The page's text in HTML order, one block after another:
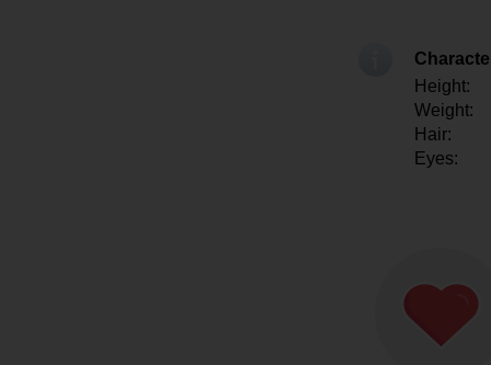
Height:
Weight:
Hair:
Eyes: